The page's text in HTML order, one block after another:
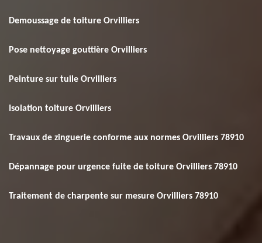
Demoussage de toiture Orvilliers
Pose nettoyage gouttière Orvilliers
Peinture sur tuile Orvilliers
Isolation toiture Orvilliers
Travaux de zinguerie conforme aux normes Orvilliers 78910
Dépannage pour urgence fuite de toiture Orvilliers 78910
Traitement de charpente sur mesure Orvilliers 78910